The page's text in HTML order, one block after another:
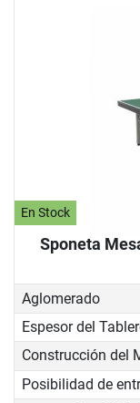
En Stock
Sponeta
Aglomerado
Espesor del
Construcción del
Posibilidad de